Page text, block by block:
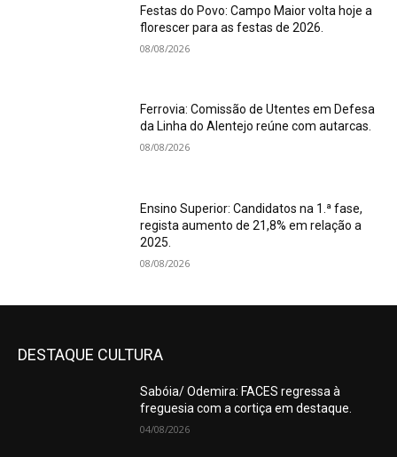
Festas do Povo: Campo Maior volta hoje a
florescer para as festas de 2026.
08/08/2026
Ferrovia: Comissão de Utentes em Defesa
da Linha do Alentejo reúne com autarcas.
08/08/2026
Ensino Superior: Candidatos na 1.ª fase,
regista aumento de 21,8% em relação a
2025.
08/08/2026
DESTAQUE CULTURA
Sabóia/ Odemira: FACES regressa à
freguesia com a cortiça em destaque.
04/08/2026